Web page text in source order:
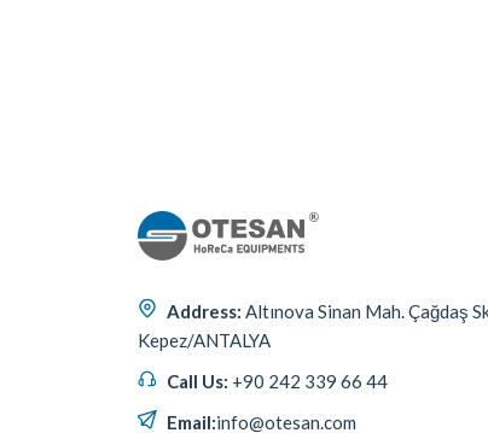
Address: Altınova Sinan Mah. Çağdaş
Kepez/ANTALYA
Call Us: +90 242 339 66 44
Email:info@otesan.com